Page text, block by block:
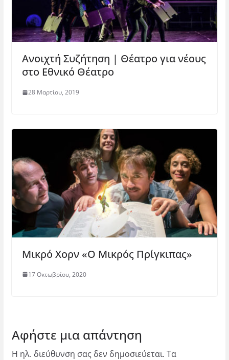
Ανοιχτή Συζήτηση | Θέατρο για νέους
στο Εθνικό Θέατρο
28 Μαρτίου, 2019
Μικρό Χορν «Ο Μικρός Πρίγκιπας»
17 Οκτωβρίου, 2020
Αφήστε μια απάντηση
Η ηλ. διεύθυνση σας δεν δημοσιεύεται. Τα